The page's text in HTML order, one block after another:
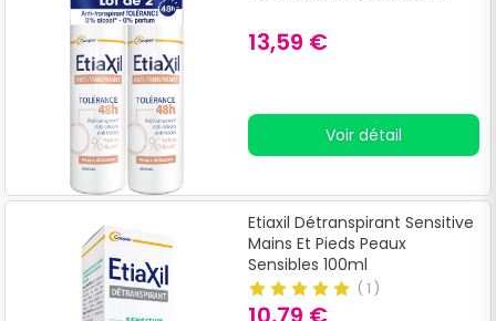
13,59 €
Voir détail
Etiaxil Détranspirant Sensitive
Mains Et Pieds Peaux
Sensibles 100ml
( 1 )